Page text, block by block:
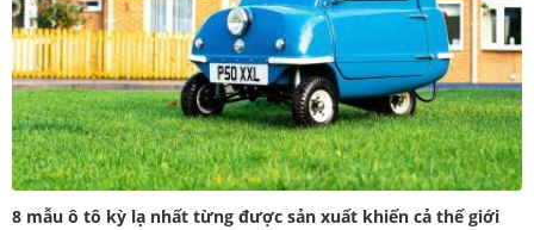
8 mẫu ô tô kỳ lạ nhất từng được sản xuất khiến cả thế giới